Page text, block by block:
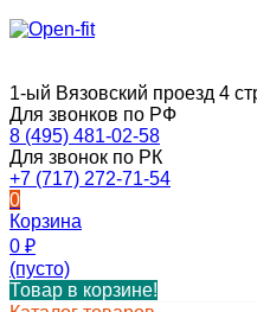
1-ый Вязовский проезд 4
Для звонков по РФ
8 (495) 481-02-58
Для звонок по РК
+7 (717) 272-71-54
0
Корзина
0 ₽
(пусто)
Товар в корзине!